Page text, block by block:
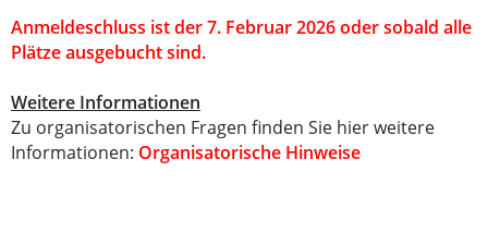
Anmeldeschluss ist der 7. Februar 2026 oder sobald alle
Plätze ausgebucht sind.
Weitere Informationen
Zu organisatorischen Fragen finden Sie hier weitere
Informationen: Organisatorische Hinweise